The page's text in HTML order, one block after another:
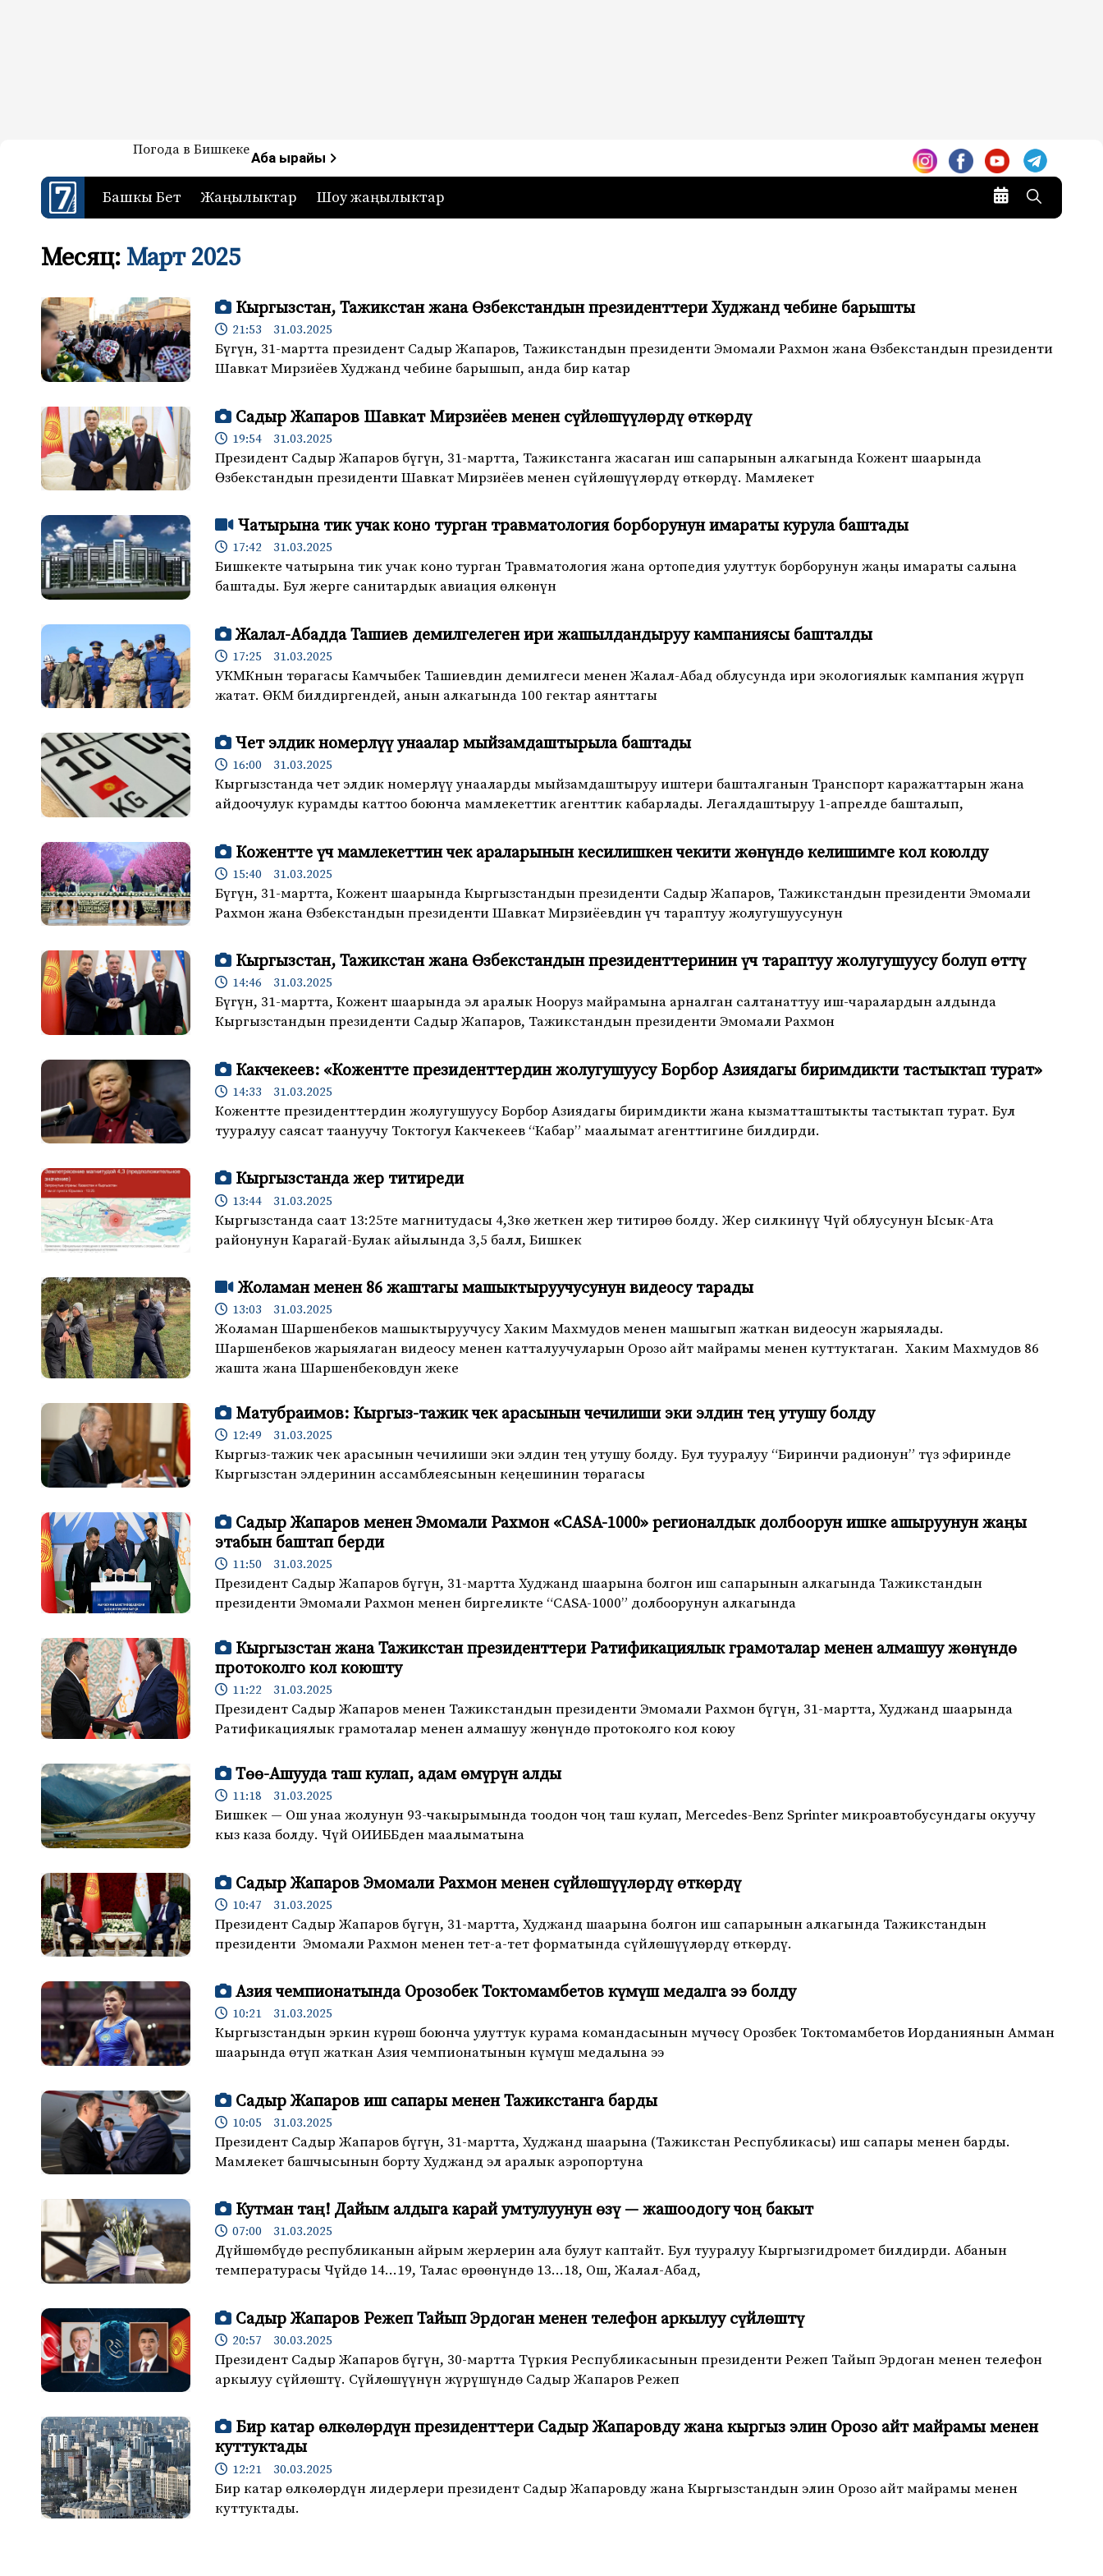
7-канал. Жаңылыктар — Кыргызстан
Жаңылыктар — Кыргызстан
Погода в БишкекеАба ырайы
Башкы Бет Жаңылыктар Шоу жаңылыктар
Месяц: Март 2025
Кыргызстан, Тажикстан жана Өзбекстандын президенттери Худжанд чебине барышты
21:53 31.03.2025
Бүгүн, 31-мартта президент Садыр Жапаров, Тажикстандын президенти Эмомали Рахмон жана Өзбекстандын президенти
Шавкат Мирзиёев Худжанд чебине барышып, анда бир катар
Садыр Жапаров Шавкат Мирзиёев менен сүйлөшүүлөрдү өткөрдү
19:54 31.03.2025
Президент Садыр Жапаров бүгүн, 31-мартта, Тажикстанга жасаган иш сапарынын алкагында Кожент шаарында
Өзбекстандын президенти Шавкат Мирзиёев менен сүйлөшүүлөрдү өткөрдү. Мамлекет
Чатырына тик учак коно турган травматология борборунун имараты курула баштады
17:42 31.03.2025
Бишкекте чатырына тик учак коно турган Травматология жана ортопедия улуттук борборунун жаңы имараты салына
баштады. Бул жерге санитардык авиация өлкөнүн
Жалал-Абадда Ташиев демилгелеген ири жашылдандыруу кампаниясы башталды
17:25 31.03.2025
УКМКнын төрагасы Камчыбек Ташиевдин демилгеси менен Жалал-Абад облусунда ири экологиялык кампания жүрүп
жатат. ӨКМ билдиргендей, анын алкагында 100 гектар аянттагы
Чет элдик номерлүү унаалар мыйзамдаштырыла баштады
16:00 31.03.2025
Кыргызстанда чет элдик номерлүү унааларды мыйзамдаштыруу иштери башталганын Транспорт каражаттарын жана
айдоочулук курамды каттоо боюнча мамлекеттик агенттик кабарлады. Легалдаштыруу 1-апрелде башталып,
Кожентте үч мамлекеттин чек араларынын кесилишкен чекити жөнүндө келишимге кол коюлду
15:40 31.03.2025
Бүгүн, 31-мартта, Кожент шаарында Кыргызстандын президенти Садыр Жапаров, Тажикстандын президенти Эмомали
Рахмон жана Өзбекстандын президенти Шавкат Мирзиёевдин үч тараптуу жолугушуусунун
Кыргызстан, Тажикстан жана Өзбекстандын президенттеринин үч тараптуу жолугушуусу болуп өттү
14:46 31.03.2025
Бүгүн, 31-мартта, Кожент шаарында эл аралык Нооруз майрамына арналган салтанаттуу иш-чаралардын алдында
Кыргызстандын президенти Садыр Жапаров, Тажикстандын президенти Эмомали Рахмон
Какчекеев: «Кожентте президенттердин жолугушуусу Борбор Азиядагы биримдикти тастыктап турат»
14:33 31.03.2025
Кожентте президенттердин жолугушуусу Борбор Азиядагы биримдикти жана кызматташтыкты тастыктап турат. Бул
тууралуу саясат таануучу Токтогул Какчекеев “Кабар” маалымат агенттигине билдирди.
Кыргызстанда жер титиреди
13:44 31.03.2025
Кыргызстанда саат 13:25те магнитудасы 4,3кө жеткен жер титирөө болду. Жер силкинүү Чүй облусунун Ысык-Ата
районунун Карагай-Булак айылында 3,5 балл, Бишкек
Жоламан менен 86 жаштагы машыктыруучусунун видеосу тарады
13:03 31.03.2025
Жоламан Шаршенбеков машыктыруучусу Хаким Махмудов менен машыгып жаткан видеосун жарыялады.
Шаршенбеков жарыялаган видеосу менен катталуучуларын Орозо айт майрамы менен куттуктаган. Хаким Махмудов 86
жашта жана Шаршенбековдун жеке
Матубраимов: Кыргыз-тажик чек арасынын чечилиши эки элдин тең утушу болду
12:49 31.03.2025
Кыргыз-тажик чек арасынын чечилиши эки элдин тең утушу болду. Бул тууралуу “Биринчи радионун” түз эфиринде
Кыргызстан элдеринин ассамблеясынын кеңешинин төрагасы
Садыр Жапаров менен Эмомали Рахмон «CASA-1000» регионалдык долбоорун ишке ашыруунун жаңы
этабын баштап берди
11:50 31.03.2025
Президент Садыр Жапаров бүгүн, 31-мартта Худжанд шаарына болгон иш сапарынын алкагында Тажикстандын
президенти Эмомали Рахмон менен биргеликте “CASA-1000” долбоорунун алкагында
Кыргызстан жана Тажикстан президенттери Ратификациялык грамоталар менен алмашуу жөнүндө
протоколго кол коюшту
11:22 31.03.2025
Президент Садыр Жапаров менен Тажикстандын президенти Эмомали Рахмон бүгүн, 31-мартта, Худжанд шаарында
Ратификациялык грамоталар менен алмашуу жөнүндө протоколго кол коюу
Төө-Ашууда таш кулап, адам өмүрүн алды
11:18 31.03.2025
Бишкек — Ош унаа жолунун 93-чакырымында тоодон чоң таш кулап, Mercedes-Benz Sprinter микроавтобусундагы окуучу
кыз каза болду. Чүй ОИИББден маалыматына
Садыр Жапаров Эмомали Рахмон менен сүйлөшүүлөрдү өткөрдү
10:47 31.03.2025
Президент Садыр Жапаров бүгүн, 31-мартта, Худжанд шаарына болгон иш сапарынын алкагында Тажикстандын
президенти Эмомали Рахмон менен тет-а-тет форматында сүйлөшүүлөрдү өткөрдү.
Азия чемпионатында Орозобек Токтомамбетов күмүш медалга ээ болду
10:21 31.03.2025
Кыргызстандын эркин күрөш боюнча улуттук курама командасынын мүчөсү Орозбек Токтомамбетов Иорданиянын Амман
шаарында өтүп жаткан Азия чемпионатынын күмүш медалына ээ
Садыр Жапаров иш сапары менен Тажикстанга барды
10:05 31.03.2025
Президент Садыр Жапаров бүгүн, 31-мартта, Худжанд шаарына (Тажикстан Республикасы) иш сапары менен барды.
Мамлекет башчысынын борту Худжанд эл аралык аэропортуна
Кутман таң! Дайым алдыга карай умтулуунун өзү — жашоодогу чоң бакыт
07:00 31.03.2025
Дүйшөмбүдө республиканын айрым жерлерин ала булут каптайт. Бул тууралуу Кыргызгидромет билдирди. Абанын
температурасы Чүйдө 14…19, Талас өрөөнүндө 13…18, Ош, Жалал-Абад,
Садыр Жапаров Режеп Тайып Эрдоган менен телефон аркылуу сүйлөштү
20:57 30.03.2025
Президент Садыр Жапаров бүгүн, 30-мартта Түркия Республикасынын президенти Режеп Тайып Эрдоган менен телефон
аркылуу сүйлөштү. Сүйлөшүүнүн жүрүшүндө Садыр Жапаров Режеп
Бир катар өлкөлөрдүн президенттери Садыр Жапаровду жана кыргыз элин Орозо айт майрамы менен
куттуктады
12:21 30.03.2025
Бир катар өлкөлөрдүн лидерлери президент Садыр Жапаровду жана Кыргызстандын элин Орозо айт майрамы менен
куттуктады.